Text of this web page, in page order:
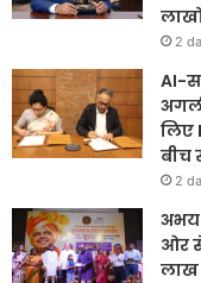
2
AI-
लिए
बीच
2
अभय
ओर से
लाख